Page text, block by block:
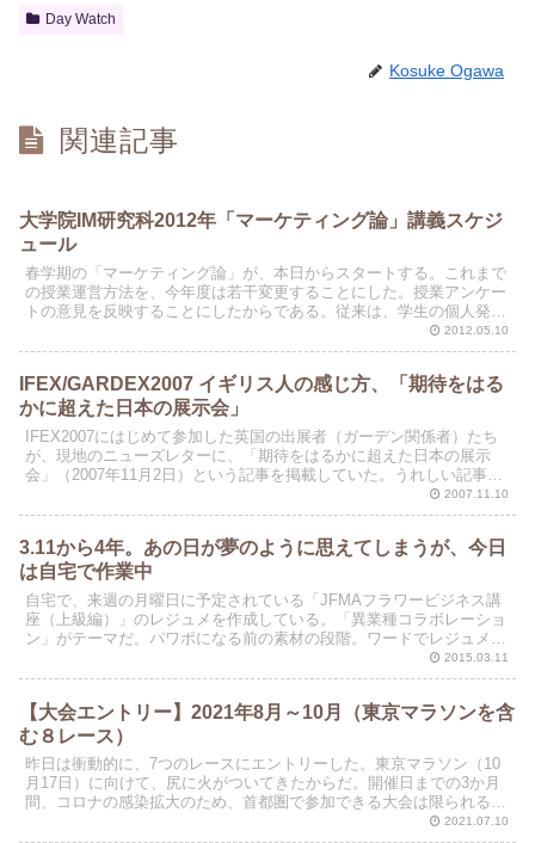
Day Watch
Kosuke Ogawa
関連記事
大学院IM研究科2012年「マーケティング論」講義スケジ
ュール
春学期の「マーケティング論」が、本日からスタートする。これまで
の授業運営方法を、今年度は若干変更することにした。授業アンケー
トの意見を反映することにしたからである。従来は、学生の個人発表
の時間を眺めに設けていたが、今年はレポート方式に変更し...2012.05.10
IFEX/GARDEX2007 イギリス人の感じ方、「期待をはる
かに超えた日本の展示会」
IFEX2007にはじめて参加した英国の出展者（ガーデン関係者）たち
が、現地のニューズレターに、「期待をはるかに超えた日本の展示
会」（2007年11月2日）という記事を掲載していた。うれしい記事だ
2007.11.10
3.11から4年。あの日が夢のように思えてしまうが、今日
は自宅で作業中
自宅で、来週の月曜日に予定されている「JFMAフラワービジネス講
座（上級編）」のレジュメを作成している。「異業種コラボレーショ
ン」がテーマだ。パワポになる前の素材の段階。ワードでレジュメを
2015.03.11
【大会エントリー】2021年8月～10月（東京マラソンを含
む８レース）
昨日は衝動的に、7つのレースにエントリーした。東京マラソン（10
月17日）に向けて、尻に火がついてきたからだ。開催日までの3か月
間、コロナの感染拡大のため、首都圏で参加できる大会は限られる。
2021.07.10